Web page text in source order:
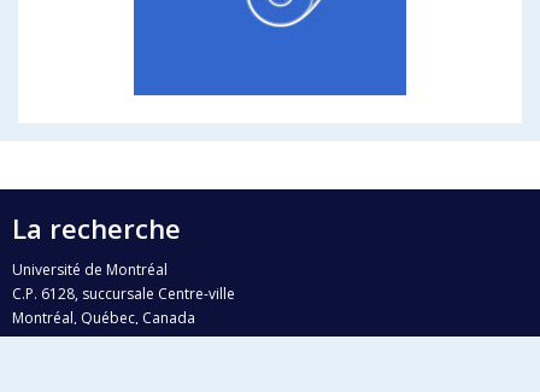
La recherche
Université de Montréal
C.P. 6128, succursale Centre-ville
Montréal, Québec, Canada
H3C 3J7